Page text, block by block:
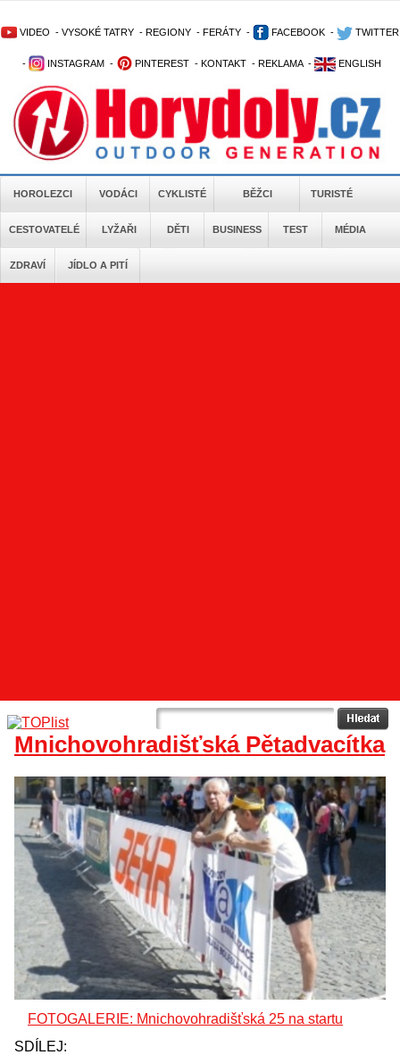
VIDEO - VYSOKÉ TATRY - REGIONY - FERÁTY - FACEBOOK - TWITTER
- INSTAGRAM - PINTEREST - KONTAKT - REKLAMA - ENGLISH
HOROLEZCI VODÁCI CYKLISTÉ BĚŽCI TURISTÉ
CESTOVATELÉ LYŽAŘI DĚTI BUSINESS TEST MÉDIA
ZDRAVÍ JÍDLO A PITÍ
Mnichovohradišťská Pětadvacítka
FOTOGALERIE: Mnichovohradišťská 25 na startu
SDÍLEJ: